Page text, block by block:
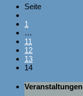
Seite
1
…
11
12
13
14
Veranstaltungen